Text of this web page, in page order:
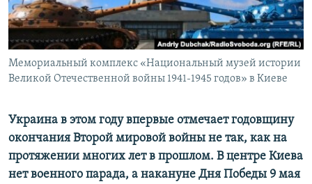
ПОБЕДИТЕЛЕЙ НЕ СУДЯТ?
КРЫМ.НЕПОКОРЕННЫЙ
ELIFBE
ПРИСОЕДИНЯЙТЕСЬ!
Мемориальный комплекс «Национальный музей истории
Великой Отечественной войны 1941-1945 годов» в Киеве
Украина в этом году впервые отмечает годовщину
окончания Второй мировой войны не так, как на
протяжении многих лет в прошлом. В центре Киева
нет военного парада, а накануне Дня Победы 9 мая